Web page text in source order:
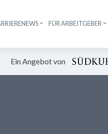
FÜR ARBEITGEBER
Ein Angebot von